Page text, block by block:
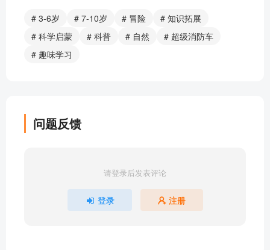
神奇的日食 | 超级消防车儿童睡前故事
水循环 | 超级消防车晚安故事
光合作用| 超级消防车超级消防车·蔬菜警长号
北极光与太阳风 | 超级消防车超级消防车·蔬菜警长号
太阳的诞生和消失03 | 超级消防车·蔬菜警长号
太阳的诞生和消失04 | 超级消防车·蔬菜警长号
太阳的诞生和消失06 | 超级消防车·蔬菜警长号
行星的故事01 | 超级消防车·蔬菜警长号
行星的故事02 | 超级消防车·蔬菜警长号
# 3-6岁 # 7-10岁 # 冒险
# 知识拓展
# 科学启蒙
# 科普 # 自然
# 超级消防车
# 趣味学习
问题反馈
请登录后发表评论
登录 注册